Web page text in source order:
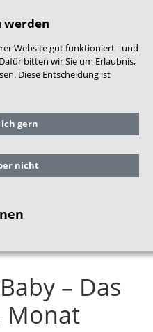
werden
Website gut funktioniert - und
bitten wir Sie um Erlaubnis,
Diese Entscheidung ist
ich gern
nicht
Service
– Das
Monat